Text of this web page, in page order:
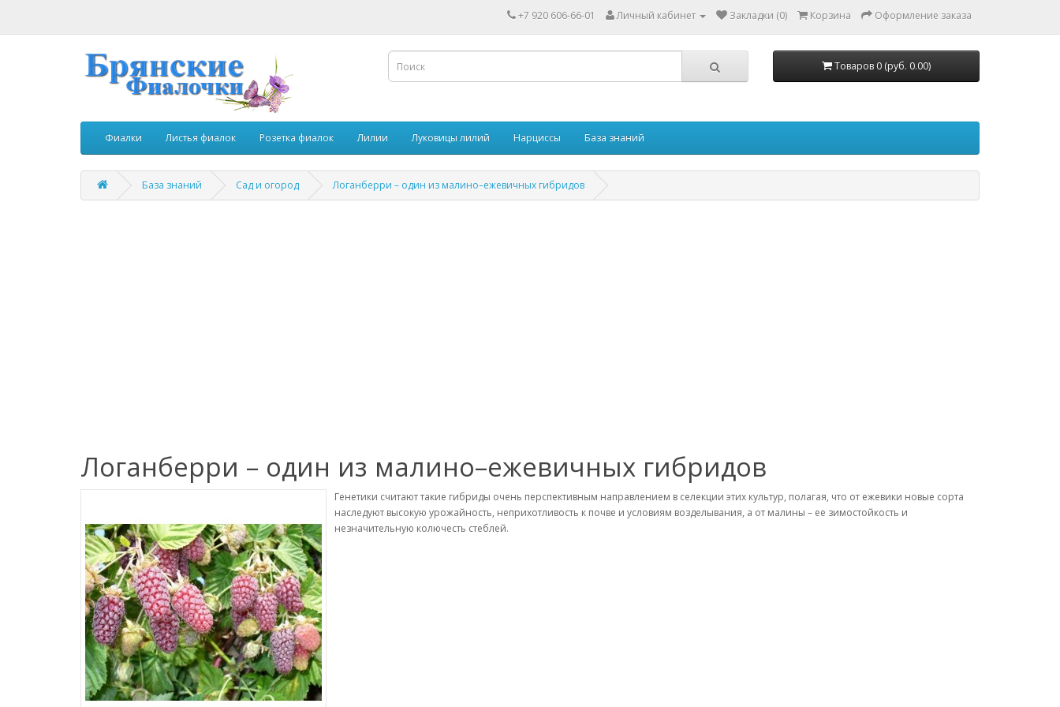
+7 920 606-66-01 Личный кабинет Закладки (0) Корзина Оформление заказа
Товаров 0 (руб. 0.00)
Фиалки Листья фиалок Розетка фиалок Лилии Луковицы лилий Нарциссы База знаний
База знаний Сад и огород Логанберри – один из малино–ежевичных гибридов
Логанберри – один из малино–ежевичных гибридов
Генетики считают такие гибриды очень перспективным направлением в селекции этих культур, полагая, что от ежевики новые сорта
наследуют высокую урожайность, неприхотливость к почве и условиям возделывания, а от малины – ее зимостойкость и
незначительную колючесть стеблей.